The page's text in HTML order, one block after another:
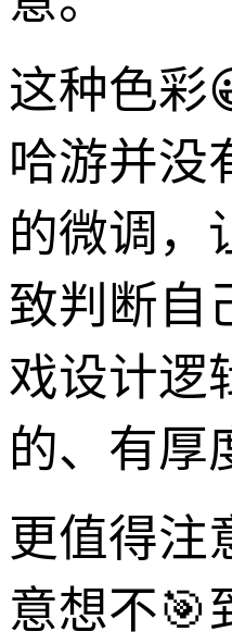
这种色彩
哈游并没
的微调，
致判断自
戏设计逻
的、有厚
更值得注
意想不🎯